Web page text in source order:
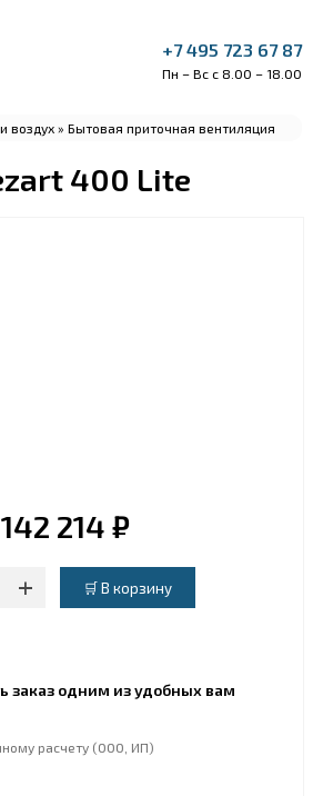
+7 495 723 67 87
Пн – Вс с 8.00 – 18.00
воздух» Бытовая приточная вентиляция
400 Lite
142 214 ₽
+
заказ одним из удобных вам
расчету (ООО, ИП)